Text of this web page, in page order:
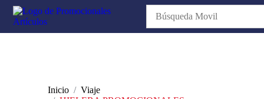
Inicio
Viaje